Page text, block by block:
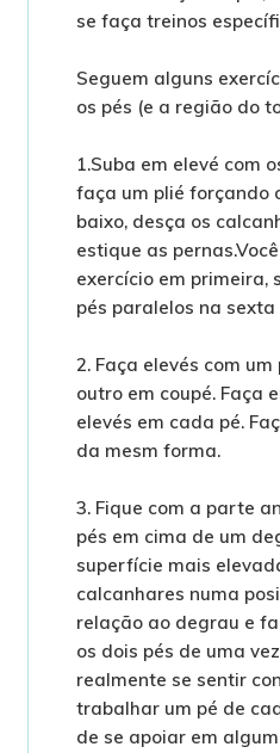
se faça treinos
Seguem alguns
os pés (e a região do
1.Suba em elevé com
faça um plié forçando
baixo, desça os
estique as
exercício em primeira,
pés paralelos na sexta
2. Faça elevés com
outro em coupé. Faça
elevés em cada pé.
da mesm forma.
3. Fique com a parte
pés em cima de um
superfície mais
calcanhares numa
relação ao degrau e
os dois pés de uma
realmente se sentir
trabalhar um pé de
de se apoiar em